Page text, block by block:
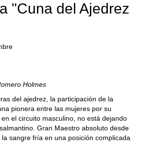
"Cuna del Ajedrez
Holmes
del ajedrez, la participación de la
pionera entre las mujeres por su
el circuito masculino, no está dejando
Gran Maestro absoluto desde
sangre fría en una posición complicada